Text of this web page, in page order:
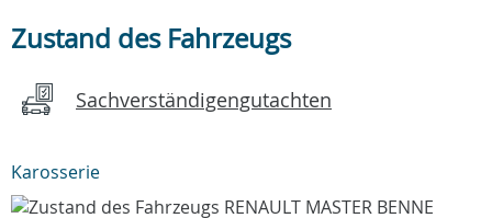
Zustand des Fahrzeugs
Sachverständigengutachten
Karosserie